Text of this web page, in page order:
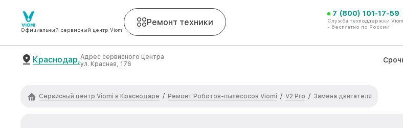
Официальный сервисный центр Viomi
Ремонт техники
7 (800) 101-17-59
Служба техподдержки
- бесплатно по России
Краснодар,Адрес сервисного центра
ул. Красная, 176
Сервисный центр Viomi в Краснодаре / Ремонт Роботов-пылесосов Viomi / V2 Pro / Замена двигателя